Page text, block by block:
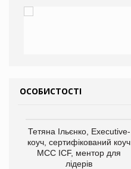
ОСОБИСТОСТІ
Тетяна Ільєнко, Executive-
коуч, сертифікований коуч
МСС ICF, ментор для
лідерів